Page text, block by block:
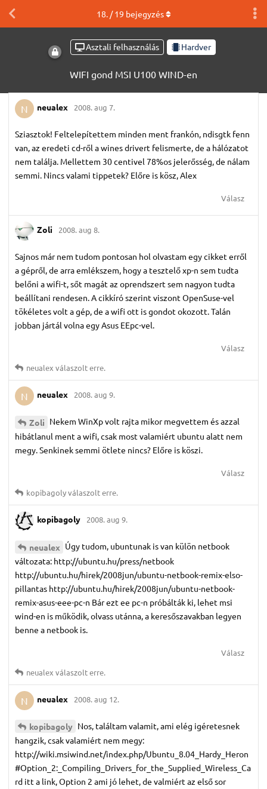
Asztali felhasználás Hardver
WIFI gond MSI U100 WIND-en
18. /19 bejegyzés
N neualex 2008. aug 7.
Sziasztok! Feltelepítettem minden ment frankón, ndisgtk fenn
van, az eredeti cd-ről a wines drivert felismerte, de a hálózatot
nem találja. Mellettem 30 centivel 78%os jelerősség, de nálam
semmi. Nincs valami tippetek? Előre is kösz, Alex
Válasz
Zoli 2008. aug 8.
Sajnos már nem tudom pontosan hol olvastam egy cikket erről
a gépről, de arra emlékszem, hogy a tesztelő xp-n sem tudta
belőni a wifi-t, sőt magát az oprendszert sem nagyon tudta
beállítani rendesen. A cikkíró szerint viszont OpenSuse-vel
tökéletes volt a gép, de a wifi ott is gondot okozott. Talán
jobban jártál volna egy Asus EEpc-vel.
Válasz
neualex válaszolt erre.
N neualex 2008. aug 9.
Zoli Nekem WinXp volt rajta mikor megvettem és azzal
hibátlanul ment a wifi, csak most valamiért ubuntu alatt nem
megy. Senkinek semmi ötlete nincs? Előre is köszi.
Válasz
kopibagolyválaszolt erre.
kopibagoly 2008. aug 9.
neualex Úgy tudom, ubuntunak is van külön netbook
változata: http://ubuntu.hu/press/netbook
http://ubuntu.hu/hirek/2008jun/ubuntu-netbook-remix-elso-
pillantas http://ubuntu.hu/hirek/2008jun/ubuntu-netbook-
remix-asus-eee-pc-n Bár ezt ee pc-n próbálták ki, lehet msi
wind-en is működik, olvass utánna, a keresőszavakban legyen
benne a netbook is.
Válasz
neualex válaszolt erre.
N neualex 2008. aug 12.
kopibagoly Nos, találtam valamit, ami elég igéretesnek
hangzik, csak valamiért nem megy:
http://wiki.msiwind.net/index.php/Ubuntu_8.04_Hardy_Heron
#Option_2:_Compiling_Drivers_for_the_Supplied_Wireless_Ca
rd itt a link, Option 2 ami jó lehet, de valmiért az első sor